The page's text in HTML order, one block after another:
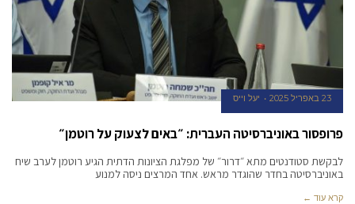
23 באפריל 2025 יעל וייס
פרופסור באוניברסיטה העברית: ״באים לצעוק על רוטמן״
לבקשת סטודנטים מתא ״דרור״ של מפלגת הציונות הדתית הגיע רוטמן לערב שיח
באוניברסיטה בחדר שהוגדר מראש. אחד המרצים ניסה למנוע
קרא עוד ←